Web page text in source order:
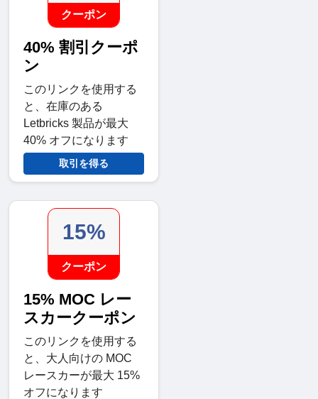
クーポン
40% 割引クーポ
ン
このリンクを使用する
と、在庫のある
Letbricks 製品が最大
40% オフになります
取引を得る
15%
クーポン
15% MOC レー
スカークーポン
このリンクを使用する
と、大人向けの MOC
レースカーが最大 15%
オフになります